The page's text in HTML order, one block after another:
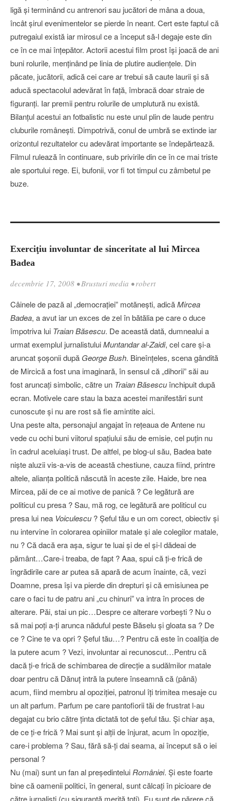
ligă şi terminând cu antrenori sau jucători de mâna a doua,
încât şirul evenimentelor se pierde în neant. Cert este faptul că
putregaiul există iar mirosul ce a început să-l degaje este din
ce în ce mai înţepător. Actorii acestui film prost îşi joacă de ani
buni rolurile, menţinând pe linia de plutire audienţele. Din
păcate, jucătorii, adică cei care ar trebui să caute laurii şi să
aducă spectacolul adevărat în faţă, îmbracă doar straie de
figuranţi. Iar premii pentru rolurile de umplutură nu există.
Bilanţul acestui an fotbalistic nu este unul plin de laude pentru
cluburile româneşti. Dimpotrivă, conul de umbră se extinde iar
orizontul rezultatelor cu adevărat importante se îndepărtează.
Filmul rulează în continuare, sub privirile din ce în ce mai triste
ale sportului rege. Ei, bufonii, vor fi tot timpul cu zâmbetul pe
buze.
Exerciţiu involuntar de sinceritate al lui Mircea
Badea
decembrie 17, 2008 •Brusturi media •robert
Câinele de pază al „democraţiei” motăneşti, adicăMircea
Badea, a avut iar un exces de zel în bătălia pe care o duce
împotriva lui Traian Băsescu. De această dată, dumnealui a
urmat exemplul jurnalistuluiMuntandar al-Zaidi, cel care şi-a
aruncat şoşonii după George Bush. Bineînţeles, scena gândită
de Mircică a fost una imaginară, în sensul că „dihorii” săi au
fost aruncaţi simbolic, către un Traian Băsescuînchipuit după
ecran. Motivele care stau la baza acestei manifestări sunt
cunoscute şi nu are rost să fie amintite aici.
Una peste alta, personajul angajat în reţeaua de Antene nu
vede cu ochi buni viitorul spaţiului său de emisie, cel puţin nu
în cadrul aceluiaşi trust. De altfel, pe blog-ul său, Badea bate
nişte aluzii vis-a-vis de această chestiune, cauza fiind, printre
altele, alianţa politică născută în aceste zile. Haide, bre nea
Mircea, păi de ce ai motive de panică ? Ce legătură are
politicul cu presa ? Sau, mă rog, ce legătură are politicul cu
presa lui nea Voiculescu ? Şeful tău e un om corect, obiectiv şi
nu intervine în colorarea opiniilor matale şi ale colegilor matale,
nu ? Că dacă era aşa, sigur te luai şi de el şi-l dădeai de
pământ…Care-i treaba, de fapt ? Aaa, spui că ţi-e frică de
îngrădirile care ar putea să apară de acum înainte, că, vezi
Doamne, presa îşi va pierde din drepturi şi că emisiunea pe
care o faci tu de patru ani „cu chinuri” va intra în proces de
alterare. Păi, stai un pic…Despre ce alterare vorbeşti ? Nu o
să mai poţi a-ţi arunca năduful peste Băselu şi gloata sa ? De
ce ? Cine te va opri ? Şeful tău…? Pentru că este în coaliţia de
la putere acum ? Vezi, involuntar ai recunoscut…Pentru că
dacă ţi-e frică de schimbarea de direcţie a sudălmilor matale
doar pentru că Dănuţ intră la putere înseamnă că (până)
acum, fiind membru al opoziţiei, patronul îţi trimitea mesaje cu
un alt parfum. Parfum pe care pantofiorii tăi de frustrat l-au
degajat cu brio către ţinta dictată tot de şeful tău. Şi chiar aşa,
de ce ţi-e frică ? Mai sunt şi alţii de înjurat, acum în opoziţie,
care-i problema ? Sau, fără să-ţi dai seama, ai început să o iei
personal ?
Nu (mai) sunt un fan al preşedintelui României. Şi este foarte
bine că oamenii politici, în general, sunt călcaţi în picioare de
către jurnalişti (cu siguranţă merită toţi). Eu sunt de părere că